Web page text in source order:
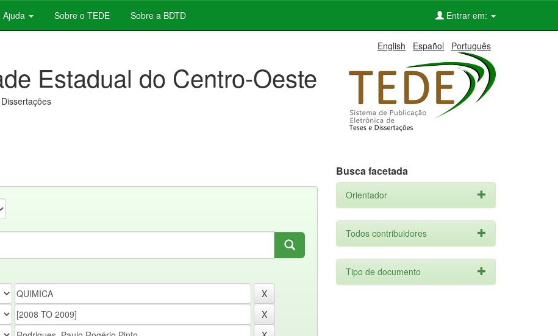
Ajuda Sobre o TEDE Sobre a BDTD Entrar em:
English Español Português
Estadual do Centro-Oeste
Busca facetada
Orientador
Todos contribuidores
Tipo de documento